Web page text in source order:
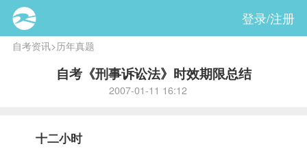
登录/注册
自考资讯>历年真题
自考《刑事诉讼法》时效期限总结
2007-01-11 16:12
十二小时